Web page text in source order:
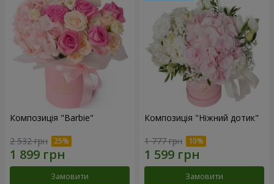
Композиція "Barbie"
2 532 грн
Замовити
Композиція "Ніжний дотик"
1 777 грн
Замовити